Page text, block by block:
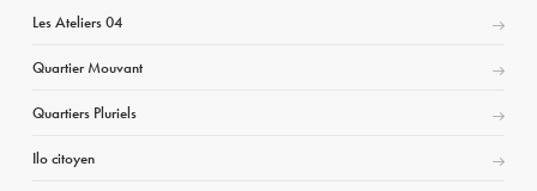
Les Ateliers 04
Quartier Mouvant
Quartiers Pluriels
Ilo citoyen